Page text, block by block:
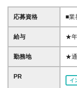
応募資格
■業
業
折衝経
じ
給与
★年
当
ナス
円）
勤務地
★通
た
品
PR
イ